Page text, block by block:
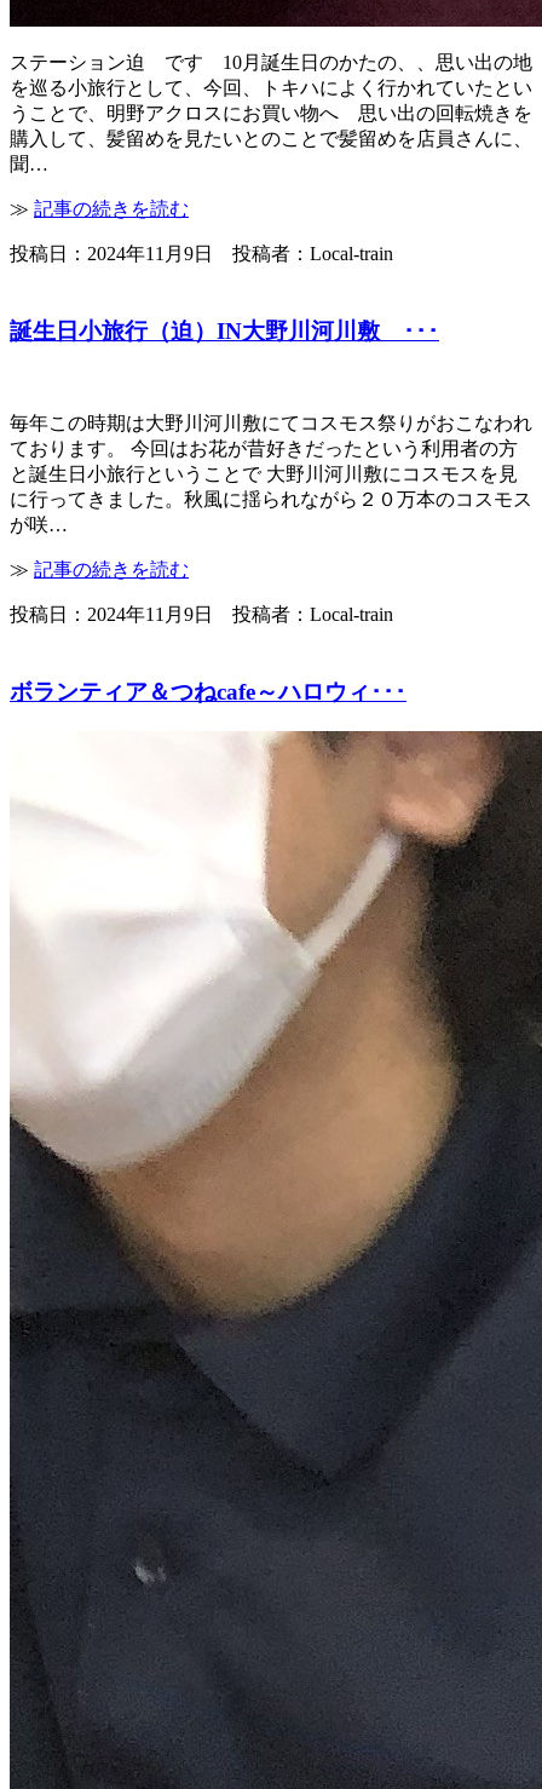
ステーション迫 です 10月誕生日のかたの、、思い出の地
を巡る小旅行として、今回、トキハによく行かれていたとい
うことで、明野アクロスにお買い物へ 思い出の回転焼きを
購入して、髪留めを見たいとのことで髪留めを店員さんに、
聞…
≫ 記事の続きを読む
投稿日：2024年11月9日 投稿者：Local-train
誕生日小旅行（迫）IN大野川河川敷 ･･･
毎年この時期は大野川河川敷にてコスモス祭りがおこなわれ
ております。 今回はお花が昔好きだったという利用者の方
と誕生日小旅行ということで 大野川河川敷にコスモスを見
に行ってきました。秋風に揺られながら２０万本のコスモス
が咲…
≫ 記事の続きを読む
投稿日：2024年11月9日 投稿者：Local-train
ボランティア＆つねcafe～ハロウィ･･･